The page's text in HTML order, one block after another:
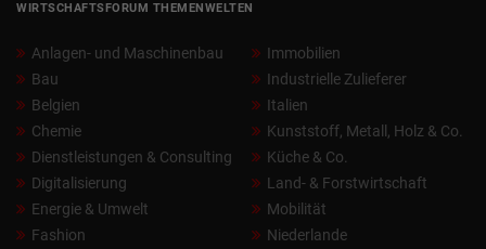
WIRTSCHAFTSFORUM THEMENWELTEN
Anlagen- und Maschinenbau
Bau
Belgien
Chemie
Dienstleistungen & Consulting
Digitalisierung
Energie & Umwelt
Fashion
Immobilien
Industrielle Zulieferer
Italien
Kunststoff, Metall, Holz & Co.
Küche & Co.
Land- & Forstwirtschaft
Mobilität
Niederlande